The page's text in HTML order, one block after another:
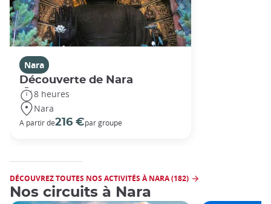
Nara
Découverte de Nara
8 heures
Nara
A partir de216 €par groupe
DÉCOUVREZ TOUTES NOS ACTIVITÉS À NARA (182)
Nos circuits à Nara